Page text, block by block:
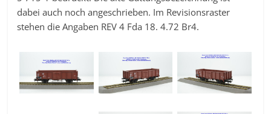
dabei auch noch angeschrieben. Im Revisionsraster
stehen die Angaben REV 4 Fda 18. 4.72 Br4.